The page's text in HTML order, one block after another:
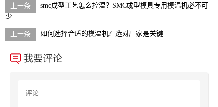
smc成型工艺怎么控温？SMC成型模具专用模温机必不可
少
如何选择合适的模温机？选对厂家是关键
我要评论